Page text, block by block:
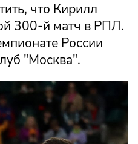
что Кирилл
300-й матч в РПЛ.
России
"Москва".